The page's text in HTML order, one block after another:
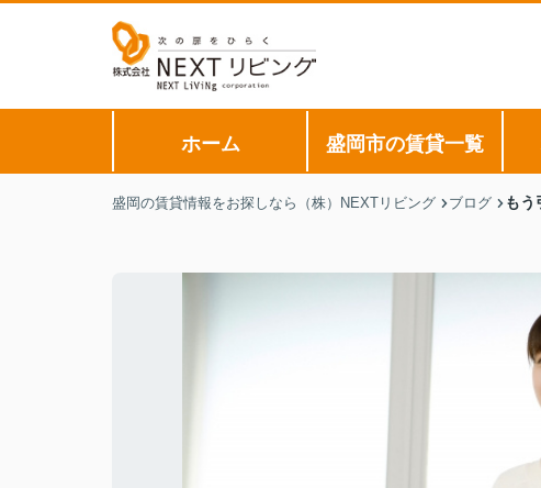
ホーム 盛岡市の賃貸一覧
盛岡の賃貸情報をお探しなら（株）NEXTリビング ブログ もう